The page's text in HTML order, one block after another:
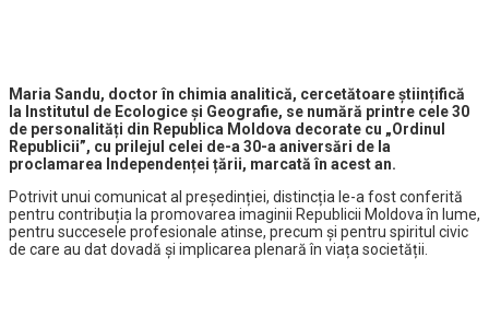
Maria Sandu, doctor în chimia analitică, cercetătoare științifică
la Institutul de Ecologice și Geografie, se numără printre cele 30
de personalități din Republica Moldova decorate cu „Ordinul
Republicii”, cu prilejul celei de-a 30-a aniversări de la
proclamarea Independenței țării, marcată în acest an.
Potrivit unui comunicat al președinției, distincția le-a fost conferită
pentru contribuția la promovarea imaginii Republicii Moldova în lume,
pentru succesele profesionale atinse, precum și pentru spiritul civic
de care au dat dovadă și implicarea plenară în viața societății.